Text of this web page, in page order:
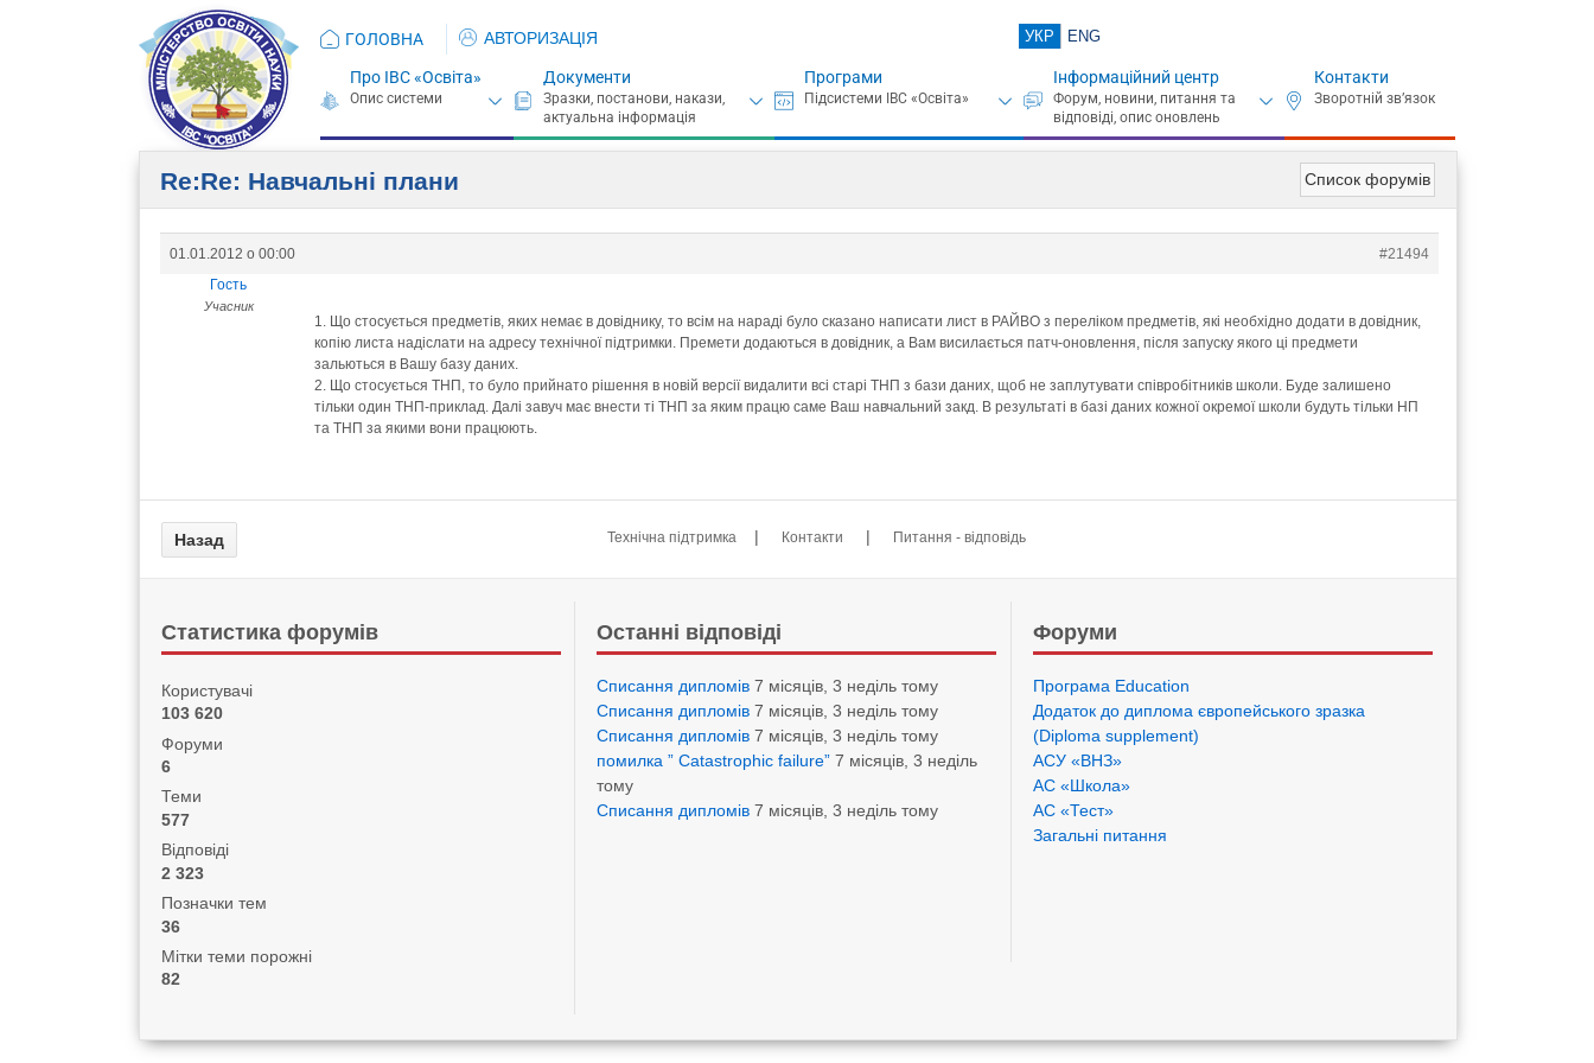
ГОЛОВНА АВТОРИЗАЦІЯ УКР ENG
Про ІВС «Освіта» Документи Програми Інформаційний центр Контакти
Список форумів
Re:Re: Навчальні плани
01.01.2012 о 00:00
#21494
Гость
Учасник
1. Що стосується предметів, яких немає в довіднику, то всім на нараді було сказано написати лист в РАЙВО з переліком предметів, які необхідно додати в довідник,
копію листа надіслати на адресу технічної підтримки. Премети додаються в довідник, а Вам висилається патч-оновлення, після запуску якого ці предмети
зальються в Вашу базу даних.
2. Що стосується ТНП, то було прийнато рішення в новій версії видалити всі старі ТНП з бази даних, щоб не заплутувати співробітників школи. Буде залишено
тільки один ТНП-приклад. Далі завуч має внести ті ТНП за яким працю саме Ваш навчальний закд. В результаті в базі даних кожної окремої школи будуть тільки НП
та ТНП за якими вони працюють.
Технічна підтримка | Контакти | Питання - відповідь
Статистика форумів
Користувачі
103 620
Форуми
6
Теми
577
Відповіді
2 323
Позначки тем
36
Мітки теми порожні
82
Останні відповіді
Списання дипломів 7 місяців, 3 неділь тому
Списання дипломів 7 місяців, 3 неділь тому
Списання дипломів 7 місяців, 3 неділь тому
помилка ” Catastrophic failure” 7 місяців, 3 неділь
тому
Списання дипломів 7 місяців, 3 неділь тому
Форуми
Програма Eduсation
Додаток до диплома європейського зразка
(Diploma supplement)
АСУ «ВНЗ»
АС «Школа»
АС «Тест»
Загальні питання